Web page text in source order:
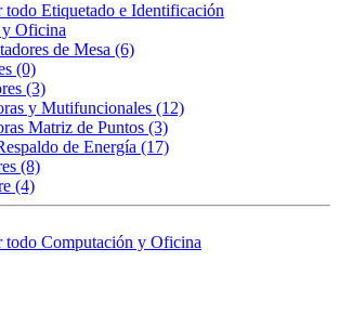
todo Etiquetado e Identificación
Oficina
de Mesa (6)
(0)
(3)
y Mutifuncionales (12)
Matriz de Puntos (3)
de Energía (17)
(8)
(4)
todo Computación y Oficina